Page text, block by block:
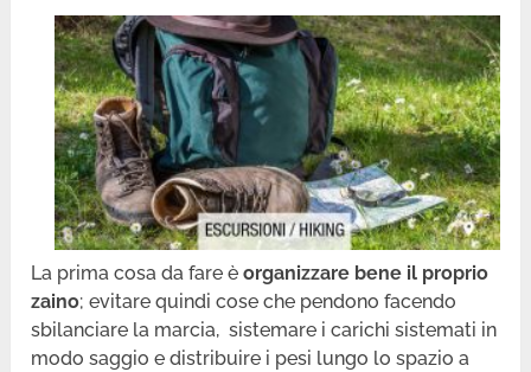
La prima cosa da fare èorganizzare bene il proprio
zaino; evitare quindi cose che pendono facendo
sbilanciare la marcia, sistemare i carichi sistemati in
modo saggio e distribuire i pesi lungo lo spazio a